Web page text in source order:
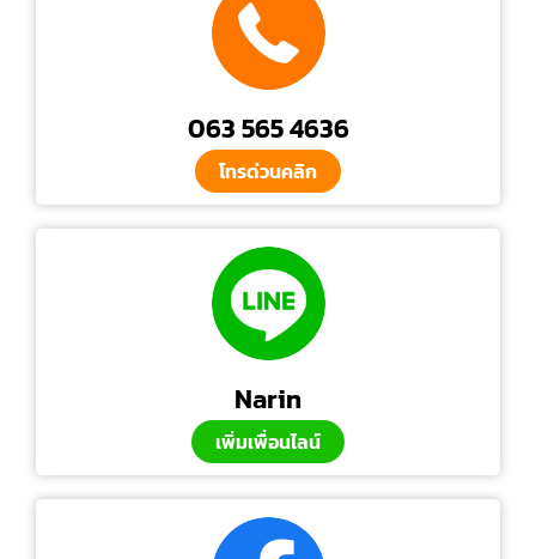
063 565 4636
โทรด่วนคลิก
Narin
เพิ่มเพื่อนไลน์